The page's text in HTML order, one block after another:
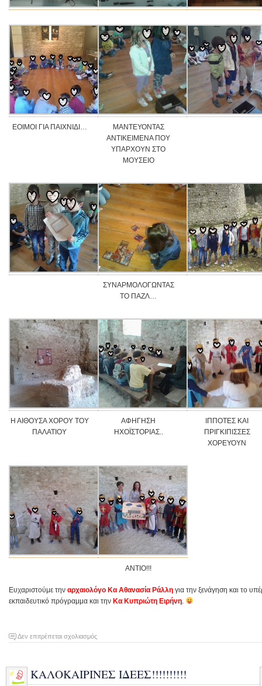
ΕΟΙΜΟΙ ΓΙΑ ΠΑΙΧΝΙΔΙ…
ΜΑΝΤΕΥΟΝΤΑΣ
ΑΝΤΙΚΕΙΜΕΝΑ ΠΟΥ
ΥΠΑΡΧΟΥΝ ΣΤΟ
ΜΟΥΣΕΙΟ
ΣΥΝΑΡΜΟΛΟΓΩΝΤΑΣ
ΤΟ ΠΑΖΛ…
Η ΑΙΘΟΥΣΑ ΧΟΡΟΥ ΤΟΥ
ΠΑΛΑΤΙΟΥ
ΑΦΗΓΗΣΗ
ΗΧΟΪΣΤΟΡΙΑΣ..
ΙΠΠΟΤΕΣ ΚΑΙ
ΠΡΙΓΚΙΠΙΣΣΕΣ
ΧΟΡΕΥΟΥΝ
ΑΝΤΙΟ!!!
Ευχαριστούμε την αρχαιολόγο Κα Αθανασία Ράλλη για την ξενάγηση και το
εκπαιδευτικό πρόγραμμα και την Κα Κυπριώτη Ειρήνη
Δεν επιτρέπεται σχολιασμόςστο
Χλεμούτσι”
ΚΑΛΟΚΑΙΡΙΝΕΣ ΙΔΕΕΣ!!!!!!!!!!